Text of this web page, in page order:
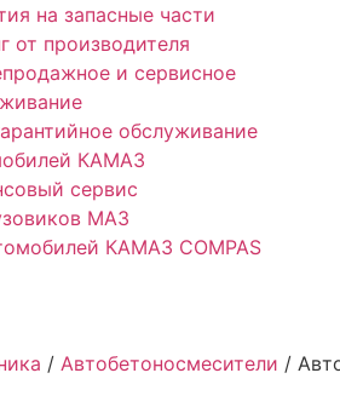
на запасные части
от производителя
и сервисное
обслуживание
КАМАЗ
сервис
МАЗ
КАМАЗ COMPAS
/ Автобетоносмесители /